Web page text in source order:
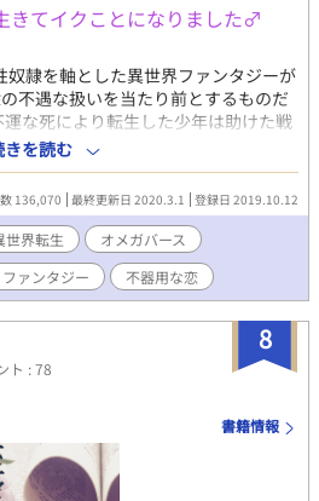
きてイクことになりました♂
隷を軸とした異世界ファンタジーが
不遇な扱いを当たり前とするものだ
な死により転生した少年は助けた戦
た！？ ●第二章 性奴隷を扱う施設、
意思を示した男が監禁されることに
た命令は愛と狂気の入り交じった性
義賊とよばれる盗賊は性奴隷の家
誘拐した。その子はダークエルフの
りにも生意気な態度に、盗賊はハー
とにした。 ※変態度の非常に高い作
報告】 20.02.21 なんか待たせてし
座！) 第三章は本編を絡めながら、
的なプレイをする作者の欲望を表現
「大人しくしていれば可愛い
アスめな展開になります。 20.02.23
らうぞ」を投稿します。引き続きシ
書きたい。 20.02.24 試しに出版申請
化せんかったから期待はしていませ
子作りしてしまった」を投稿しま
きを読む
136,070 最終更新日 2020.3.1 登録日 2019.10.12
世界転生
オメガバース
ファンタジー 不器用な恋
8
ト : 78
書籍情報